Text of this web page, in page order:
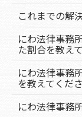
これまでの解
にわ法律事務
た割合を教え
にわ法律事務
を教えてくだ
にわ法律事務